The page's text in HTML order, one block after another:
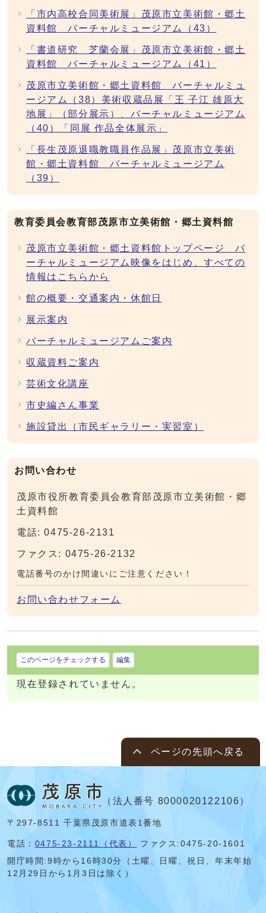
「市内高校合同美術展」茂原市立美術館・郷土
資料館 バーチャルミュージアム（43）
「書道研究 芝蘭会展」茂原市立美術館・郷土
資料館 バーチャルミュージアム（41）
茂原市立美術館・郷土資料館 バーチャルミュ
ージアム（38）美術収蔵品展「王 子江 雄原大
地展」（部分展示）、バーチャルミュージアム
（40）「同展 作品全体展示」
「長生茂原退職教職員作品展」茂原市立美術
館・郷土資料館 バーチャルミュージアム
（39）
教育委員会教育部茂原市立美術館・郷土資料館
茂原市立美術館・郷土資料館トップページ バ
ーチャルミュージアム映像をはじめ、すべての
情報はこちらから
館の概要・交通案内・休館日
展示案内
バーチャルミュージアムご案内
収蔵資料ご案内
芸術文化講座
市史編さん事業
施設貸出（市民ギャラリー・実習室）
お問い合わせ
茂原市役所教育委員会教育部茂原市立美術館・郷
土資料館
電話: 0475-26-2131
ファクス: 0475-26-2132
電話番号のかけ間違いにご注意ください！
お問い合わせフォーム
このページをチェックする 編集
現在登録されていません。
ページの先頭へ戻る
（法人番号 8000020122106）
〒297-8511 千葉県茂原市道表1番地
電話： 0475-23-2111（代表）
ファクス:0475-20-1601
開庁時間:9時から16時30分（土曜、日曜、祝日、年末年始
12月29日から1月3日は除く）